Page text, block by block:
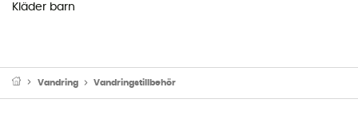
Kläder barn
Vandring Vandringstillbehör